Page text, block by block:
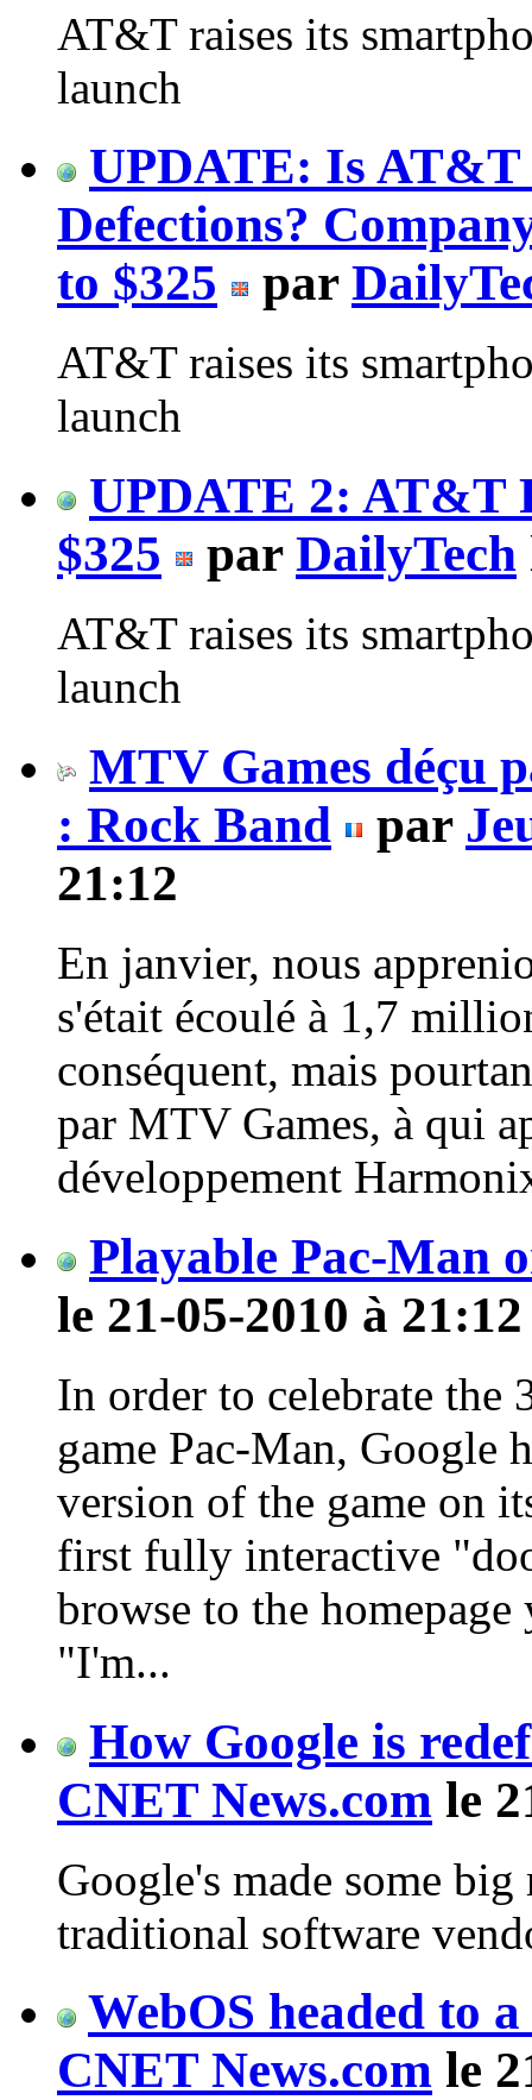
AT&T raises its
launch
UPDATE: Is
Defections?
to $325
par
AT&T raises its
launch
UPDATE 2: AT&T
$325
par DailyTech
AT&T raises its
launch
MTV Games déçu
: Rock Band
par
21:12
En janvier, nous
s'était écoulé à 1,7
conséquent, mais
par MTV Games, à qui
développement
Playable Pac-Man
le 21-05-2010 à 21:12
In order to celebrate the
game Pac-Man, Google
version of the game on
first fully interactive
browse to the
"I'm...
How Google is
CNET News.com le
Google's made some
traditional software
WebOS headed to
CNET News.com le